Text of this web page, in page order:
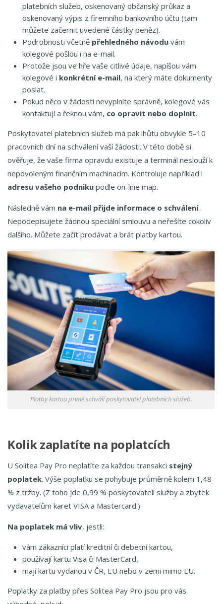
platebních služeb, oskenovaný občanský průkaz a
oskenovaný výpis z firemního bankovního účtu (tam
můžete začernit uvedené částky peněz).
Podrobnosti včetně přehledného návodu vám
kolegové pošlou i na e-mail.
Protože jsou ve hře vaše citlivé údaje, napíšou vám
kolegové i konkrétní e-mail, na který máte dokumenty
poslat.
Pokud něco v žádosti nevyplníte správně, kolegové vás
kontaktují a řeknou vám, co opravit nebo doplnit.
Poskytovatel platebních služeb má pak lhůtu obvykle 5–10
pracovních dní na schválení vaší žádosti. V této době si
ověřuje, že vaše firma opravdu existuje a terminál neslouží k
nepovoleným finančním machinacím. Kontroluje například i
adresu vašeho podniku podle on-line map.
Následně vám na e-mail přijde informace o schválení.
Nepodepisujete žádnou speciální smlouvu a neřešíte cokoliv
dalšího. Můžete začít prodávat a brát platby kartou.
Platby kartou prvně schválí poskytovatel platebních služeb.
Kolik zaplatíte na poplatcích
U Solitea Pay Pro neplatíte za každou transakci stejný
poplatek. Výše poplatku se pohybuje průměrně kolem 1,48
% z tržby. (Z toho jde 0,99 % poskytovateli služby a zbytek
vydavatelům karet VISA a Mastercard.)
Na poplatek má vliv, jestli:
vám zákazníci platí kreditní či debetní kartou,
používají kartu Visa či MasterCard,
mají kartu vydanou v ČR, EU nebo v zemi mimo EU.
Poplatky za platby přes Solitea Pay Pro jsou pro vás